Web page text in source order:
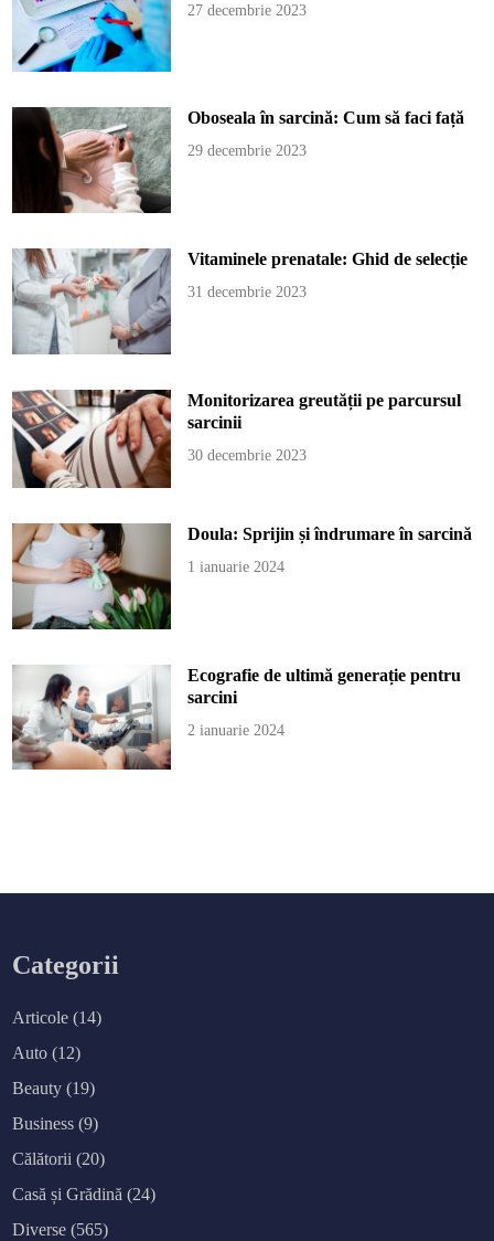
27 decembrie 2023
Oboseala în sarcină: Cum să faci față
29 decembrie 2023
Vitaminele prenatale: Ghid de selecție
31 decembrie 2023
Monitorizarea greutății pe parcursul
sarcinii
30 decembrie 2023
Doula: Sprijin și îndrumare în sarcină
1 ianuarie 2024
Ecografie de ultimă generație pentru
sarcini
2 ianuarie 2024
Categorii
Articole (14)
Auto (12)
Beauty (19)
Business (9)
Călătorii (20)
Casă și Grădină (24)
Diverse (565)